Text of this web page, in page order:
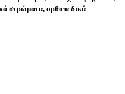
στρώματα, ορθοπεδικά